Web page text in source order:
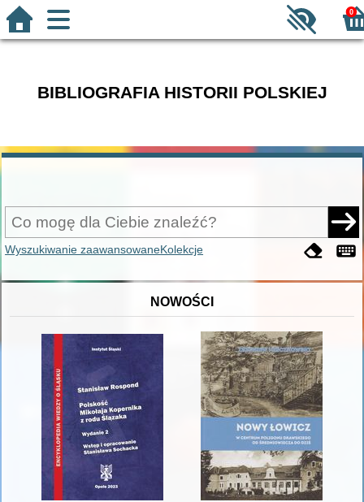
0
BIBLIOGRAFIA HISTORII POLSKIEJ
Wyszukiwanie zaawansowaneKolekcje
NOWOŚCI